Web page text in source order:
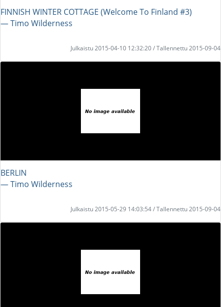
FINNISH WINTER COTTAGE (Welcome To Finland #3)
― Timo Wilderness
Julkaistu 2015-04-10 12:32:20 / Tallennettu 2015-09-04
BERLIN
― Timo Wilderness
Julkaistu 2015-05-29 14:03:54 / Tallennettu 2015-09-04